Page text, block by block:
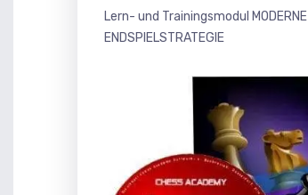
Lern- und Trainingsmodul MODERNE
ENDSPIELSTRATEGIE